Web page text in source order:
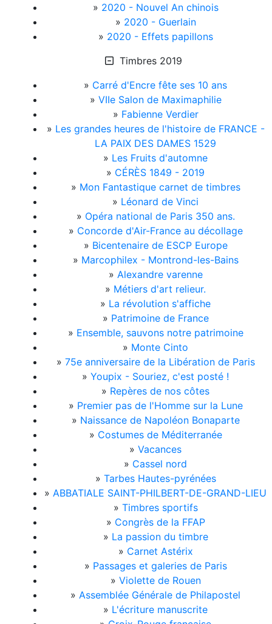
» 2020 - Nouvel An chinois
» 2020 - Guerlain
» 2020 - Effets papillons
Timbres 2019
» Carré d'Encre fête ses 10 ans
» VIIe Salon de Maximaphilie
» Fabienne Verdier
» Les grandes heures de l'histoire de FRANCE -
LA PAIX DES DAMES 1529
» Les Fruits d'automne
» CÉRÈS 1849 - 2019
» Mon Fantastique carnet de timbres
» Léonard de Vinci
» Opéra national de Paris 350 ans.
» Concorde d'Air-France au décollage
» Bicentenaire de ESCP Europe
» Marcophilex - Montrond-les-Bains
» Alexandre varenne
» Métiers d'art relieur.
» La révolution s'affiche
» Patrimoine de France
» Ensemble, sauvons notre patrimoine
» Monte Cinto
» 75e anniversaire de la Libération de Paris
» Youpix - Souriez, c'est posté !
» Repères de nos côtes
» Premier pas de l'Homme sur la Lune
» Naissance de Napoléon Bonaparte
» Costumes de Méditerranée
» Vacances
» Cassel nord
» Tarbes Hautes-pyrénées
» ABBATIALE SAINT-PHILBERT-DE-GRAND-LIEU
» Timbres sportifs
» Congrès de la FFAP
» La passion du timbre
» Carnet Astérix
» Passages et galeries de Paris
» Violette de Rouen
» Assemblée Générale de Philapostel
» L'écriture manuscrite